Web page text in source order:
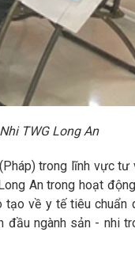
TWG Long An
trong lĩnh vực tư
An trong hoạt
về y tế tiêu chuẩn
ngành sản - nhi